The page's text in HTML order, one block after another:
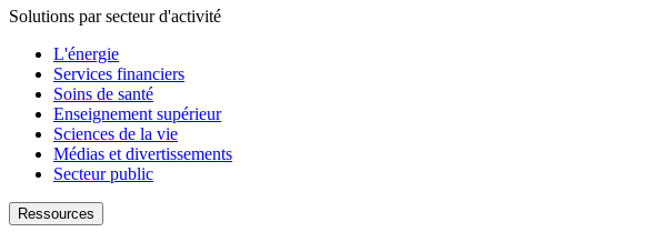
Solutions par secteur d'activité
L'énergie
Services financiers
Soins de santé
Enseignement supérieur
Sciences de la vie
Médias et divertissements
Secteur public
Ressources